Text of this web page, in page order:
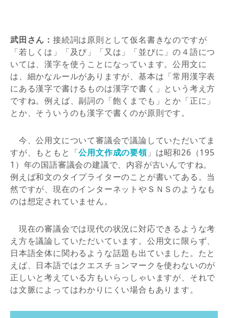
武田さん： 接続詞は原則として仮名書きなのですが
「若しくは」「及び」「又は」「並びに」の４語につ
いては、漢字を使うことになっています。公用文に
は、細かなルールがありますが、基本は「常用漢字表
にある漢字で書けるものは漢字で書く」という考え方
ですね。例えば、副詞の「飽くまでも」とか「正に」
とか、そういうのも漢字で書くのが原則です。
今、公用文について審議会で議論していただいてま
すが、もともと「公用文作成の要領」は昭和26（195
1）年の国語審議会の建議で、内容が古いんですね。
例えば和文のタイプライターのことが書いてある。当
然ですが、現在のインターネットやＳＮＳのようなも
のは想定されていません。
現在の審議会では現代の状況に対応できるような考
え方を議論していただいています。公用文に限らず、
日本語全体に関わるような話題も出ていました。たと
えば、日本語ではクエスチョンマークを使わないのが
正しいと考えている方もいらっしゃいますが、それで
は文脈によってはわかりにくい場合もあります。